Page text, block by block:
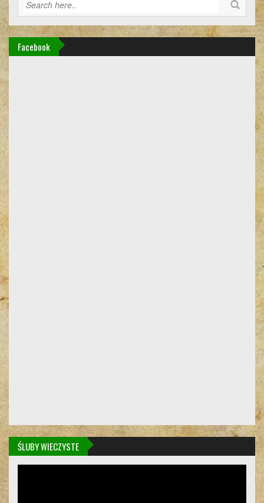
Facebook
ŚLUBY WIECZYSTE